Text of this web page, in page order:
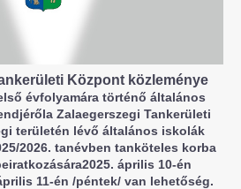
Központ közleménye
évfolyamára történő általános
Zalaegerszegi Tankerületi
területén lévő általános iskolák
2026. tanévben tanköteles korba
április 10-én
11-én /péntek/ van lehetőség.